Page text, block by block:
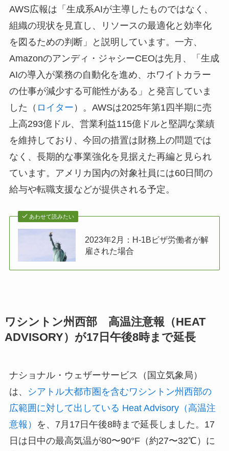
AWS広報は「生成系AIが主導したものではなく、
組織の現状を見直し、リソースの最適化と効率化
を図るための判断」と説明しています。一方、
Amazonのアンディ・ジャシーCEOは先月、「生成
AIの導入が業務の自動化を進め、ホワイトカラー
の仕事が減少する可能性がある」と発言していま
した（ ロイター ）。AWSは2025年第1四半期に売
上高293億ドル、営業利益115億ドルと堅調な業績
を維持しており、今回の措置は財務上の問題では
なく、長期的な事業強化を見据えた再編と見られ
ています。アメリカ国内の対象社員には60日間の
給与や転職支援などが提供される予定。
あわせて読みたい
2023年2月：H-1Bビザ労働者が解
雇された場合
ワシントン州西部 高温注意報（HEAT
ADVISORY）が17日午後8時まで延長
ナショナル・ウェザーサービス（国立気象局）
は、
シアトル大都市圏を含むワシントン州西部の
広範囲に対して出している Heat Advisory（高温注
意報）
を、7月17日午後8時まで延長しました。17
日は日中の最高気温が80〜90°F（約27〜32℃）に